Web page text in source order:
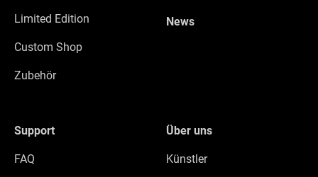
Limited Edition
Custom Shop
Zubehör
News
Support
FAQ
Über uns
Künstler